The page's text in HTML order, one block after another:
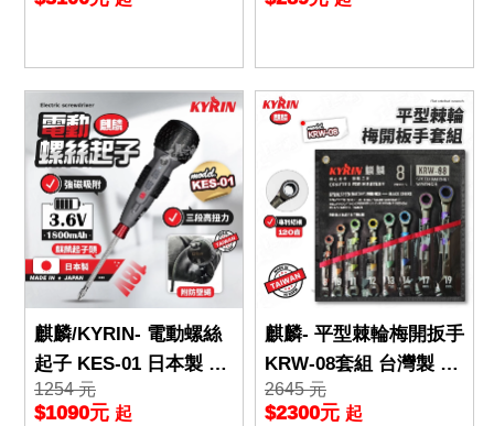
開口端快插 防滑牙
防滑牙 梅開板手
麒麟/KYRIN- 電動螺絲
起子 KES-01 日本製 US
B充電 400rpm 居家DIY
1254 元
$1090元 起
麒麟- 平型棘輪梅開扳手
KRW-08套組 台灣製 KL
R系列 KYRIN 輕量化 開
2645 元
$2300元 起